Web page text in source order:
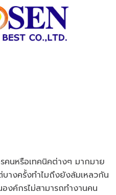
คนหรือเทคนิคต่างๆ มากมาย
บางครั้งทำไมถึงยังล้มเหลวกัน
งค์กรไม่สามารถทำงานคน